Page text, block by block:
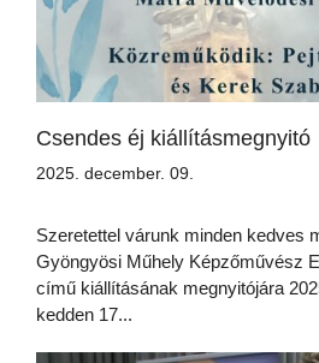
Csendes éj kiállításmegnyitó
2025. december. 09.
Szeretettel várunk minden kedves
Gyöngyösi Műhely Képzőművész
című kiállításának megnyitójára
kedden 17...